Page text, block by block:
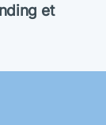
et